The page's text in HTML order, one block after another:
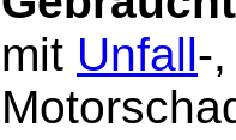
mit Unfall-